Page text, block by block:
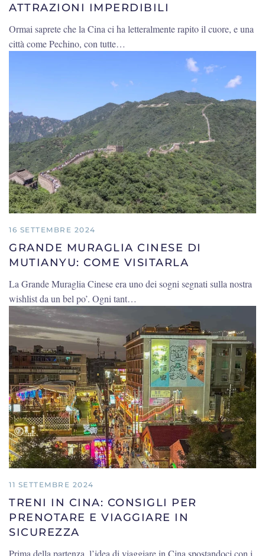
ATTRAZIONI IMPERDIBILI
Ormai saprete che la Cina ci ha letteralmente rapito il cuore, e una
città come Pechino, con tutte…
16 SETTEMBRE 2024
GRANDE MURAGLIA CINESE DI
MUTIANYU: COME VISITARLA
La Grande Muraglia Cinese era uno dei sogni segnati sulla nostra
wishlist da un bel po’. Ogni tant…
11 SETTEMBRE 2024
TRENI IN CINA: CONSIGLI PER
PRENOTARE E VIAGGIARE IN
SICUREZZA
Prima della partenza, l’idea di viaggiare in Cina spostandoci con i